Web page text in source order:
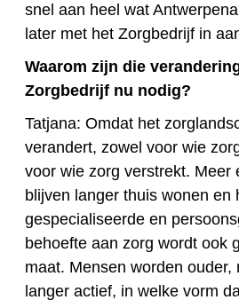
snel aan heel wat
later met het Zorgbedrijf in
Waarom zijn die
Zorgbedrijf nu nodig?
Tatjana: Omdat het
verandert, zowel voor wie
voor wie zorg verstrekt. Meer
blijven langer thuis wonen en
gespecialiseerde en
behoefte aan zorg wordt ook
maat. Mensen worden ouder,
langer actief, in welke vorm